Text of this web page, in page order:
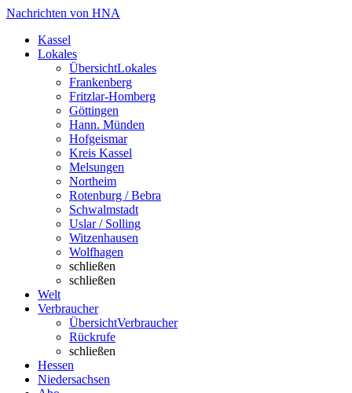
Nachrichten von HNA
Kassel
Lokales
ÜbersichtLokales
Frankenberg
Fritzlar-Homberg
Göttingen
Hann. Münden
Hofgeismar
Kreis Kassel
Melsungen
Northeim
Rotenburg / Bebra
Schwalmstadt
Uslar / Solling
Witzenhausen
Wolfhagen
schließen
schließen
Welt
Verbraucher
ÜbersichtVerbraucher
Rückrufe
schließen
Hessen
Niedersachsen